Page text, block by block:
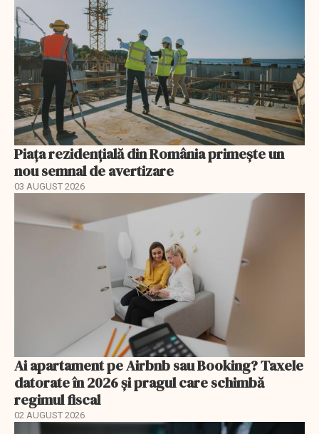
Piața rezidențială din România primește un
nou semnal de avertizare
03 AUGUST 2026
Ai apartament pe Airbnb sau Booking? Taxele
datorate în 2026 și pragul care schimbă
regimul fiscal
02 AUGUST 2026